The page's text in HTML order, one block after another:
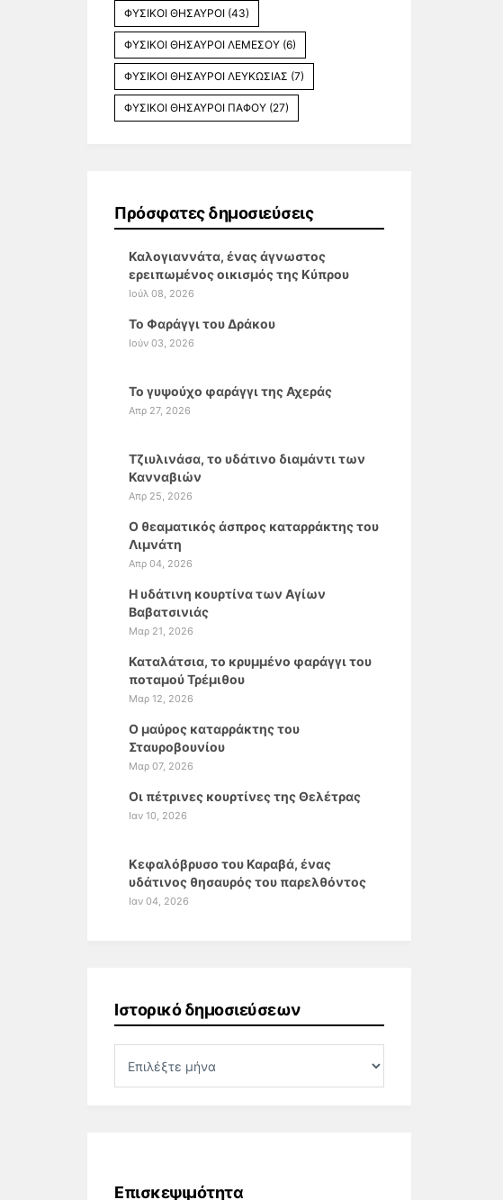
ΦΥΣΙΚΟΙ ΘΗΣΑΥΡΟΙ (43)
ΦΥΣΙΚΟΙ ΘΗΣΑΥΡΟΙ ΛΕΜΕΣΟΥ (6)
ΦΥΣΙΚΟΙ ΘΗΣΑΥΡΟΙ ΛΕΥΚΩΣΙΑΣ (7)
ΦΥΣΙΚΟΙ ΘΗΣΑΥΡΟΙ ΠΑΦΟΥ (27)
Πρόσφατες δημοσιεύσεις
Καλογιαννάτα, ένας άγνωστος
ερειπωμένος οικισμός της Κύπρου
Ιούλ 08, 2026
Το Φαράγγι του Δράκου
Ιούν 03, 2026
Το γυψούχο φαράγγι της Αχεράς
Απρ 27, 2026
Τζιυλινάσα, το υδάτινο διαμάντι των
Κανναβιών
Απρ 25, 2026
Ο θεαματικός άσπρος καταρράκτης του
Λιμνάτη
Απρ 04, 2026
Η υδάτινη κουρτίνα των Αγίων
Βαβατσινιάς
Μαρ 21, 2026
Καταλάτσια, το κρυμμένο φαράγγι του
ποταμού Τρέμιθου
Μαρ 12, 2026
Ο μαύρος καταρράκτης του
Σταυροβουνίου
Μαρ 07, 2026
Οι πέτρινες κουρτίνες της Θελέτρας
Ιαν 10, 2026
Κεφαλόβρυσο του Καραβά, ένας
υδάτινος θησαυρός του παρελθόντος
Ιαν 04, 2026
Ιστορικό δημοσιεύσεων
Επισκεψιμότητα